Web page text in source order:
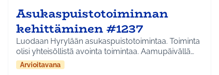
Asukaspuistotoiminnan
kehittäminen #1237
Luodaan Hyrylään asukaspuistotoimintaa. Toiminta
olisi yhteisöllistä avointa toimintaa. Aamupäivällä…
Arvioitavana